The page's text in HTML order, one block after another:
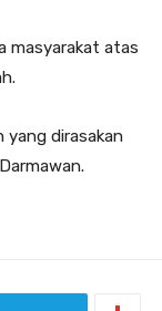
masyarakat atas
yang dirasakan